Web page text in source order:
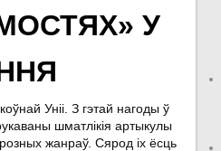
У
Уніі. З гэтай нагоды ў
шматлікія артыкулы
жанраў. Сярод іх ёсць